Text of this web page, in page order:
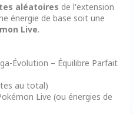
aléatoires de l'extension
énergie de base soit une
Live.
Évolution – Équilibre Parfait
au total)
Live (ou énergies de